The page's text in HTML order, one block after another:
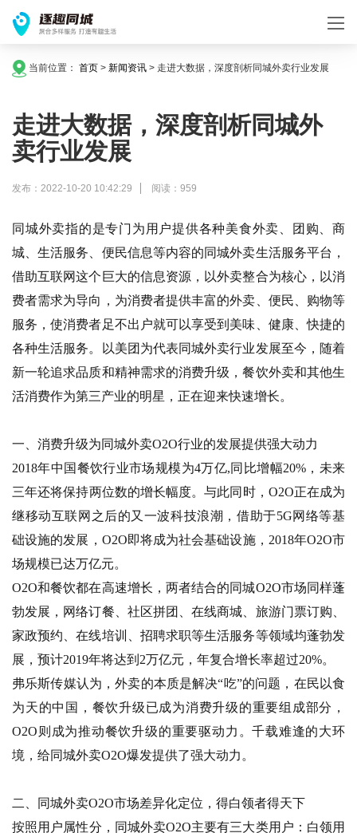
当前位置： 首页 > 新闻资讯 > 走进大数据，深度剖析同城外卖行业发展
走进大数据，深度剖析同城外
卖行业发展
发布：2022-10-20 10:42:29 阅读：959
同城外卖指的是专门为用户提供各种美食外卖、团购、商
城、生活服务、便民信息等内容的同城外卖生活服务平台，
借助互联网这个巨大的信息资源，以外卖整合为核心，以消
费者需求为导向，为消费者提供丰富的外卖、便民、购物等
服务，使消费者足不出户就可以享受到美味、健康、快捷的
各种生活服务。以美团为代表同城外卖行业发展至今，随着
新一轮追求品质和精神需求的消费升级，餐饮外卖和其他生
活消费作为第三产业的明星，正在迎来快速增长。
一、消费升级为同城外卖O2O行业的发展提供强大动力
2018年中国餐饮行业市场规模为4万亿,同比增幅20%，未来
三年还将保持两位数的增长幅度。与此同时，O2O正在成为
继移动互联网之后的又一波科技浪潮，借助于5G网络等基
础设施的发展，O2O即将成为社会基础设施，2018年O2O市
场规模已达万亿元。
O2O和餐饮都在高速增长，两者结合的同城O2O市场同样蓬
勃发展，网络订餐、社区拼团、在线商城、旅游门票订购、
家政预约、在线培训、招聘求职等生活服务等领域均蓬勃发
展，预计2019年将达到2万亿元，年复合增长率超过20%。
弗乐斯传媒认为，外卖的本质是解决“吃”的问题，在民以食
为天的中国，餐饮升级已成为消费升级的重要组成部分，
O2O则成为推动餐饮升级的重要驱动力。千载难逢的大环
境，给同城外卖O2O爆发提供了强大动力。
二、同城外卖O2O市场差异化定位，得白领者得天下
按照用户属性分，同城外卖O2O主要有三大类用户：白领用